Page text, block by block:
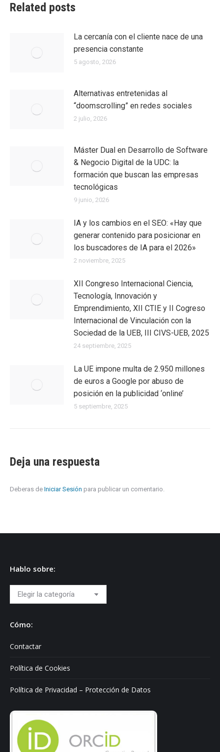
Related posts
La cercanía con el cliente nace de una
presencia constante
5 agosto, 2026
Alternativas entretenidas al
“doomscrolling” en redes sociales
2 julio, 2026
Máster Dual en Desarrollo de Software
& Negocio Digital de la UDC: la
formación que buscan las empresas
tecnológicas
9 junio, 2026
IA y los cambios en el SEO: «Hay que
generar contenido para posicionar en
los buscadores de IA para el 2026»
2 noviembre, 2025
XII Congreso Internacional Ciencia,
Tecnología, Innovación y
Emprendimiento, XII CTIE y II Cogreso
Internacional de Vinculación con la
Sociedad de la UEB, III CIVS-UEB, 2025
24 septiembre, 2025
La UE impone multa de 2.950 millones
de euros a Google por abuso de
posición en la publicidad ‘online’
5 septiembre, 2025
Deja una respuesta
Deberas de Iniciar Sesión para publicar un comentario.
Hablo sobre:
Hablo
sobre:
Cómo:
Contactar
Política de Cookies
Política de Privacidad – Protección de Datos